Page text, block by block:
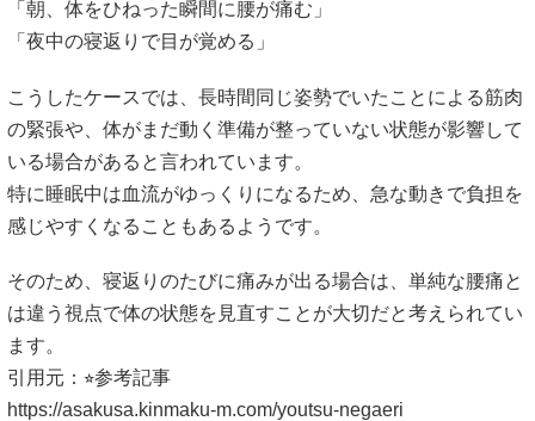
「朝、体をひねった瞬間に腰が痛む」
「夜中の寝返りで目が覚める」
こうしたケースでは、長時間同じ姿勢でいたことによる筋肉
の緊張や、体がまだ動く準備が整っていない状態が影響して
いる場合があると言われています。
特に睡眠中は血流がゆっくりになるため、急な動きで負担を
感じやすくなることもあるようです。
そのため、寝返りのたびに痛みが出る場合は、単純な腰痛と
は違う視点で体の状態を見直すことが大切だと考えられてい
ます。
引用元：⭐︎参考記事
https://asakusa.kinmaku-m.com/youtsu-negaeri